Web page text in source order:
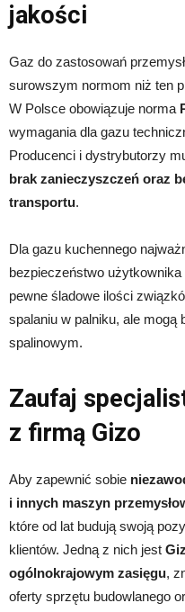
jakości
Gaz do zastosowań
surowszym normom niż ten
W Polsce obowiązuje norma
wymagania dla gazu
Producenci i dystrybutorzy
brak zanieczyszczeń oraz
transportu.
Dla gazu kuchennego
bezpieczeństwo
pewne śladowe ilości
spalaniu w palniku, ale
spalinowym.
Zaufaj
z firmą Gizo
Aby zapewnić sobie
i innych maszyn
które od lat budują swoją
klientów. Jedną z nich jest
ogólnokrajowym zasięgu,
oferty sprzętu budowlanego